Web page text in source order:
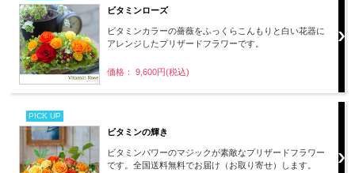
ビタミンローズ
ビタミンカラーの薔薇をふっくらこんもりと白い花器に
アレンジしたプリザードフラワーです。
価格： 9,600円(税込)
PICK UP
ビタミンの輝き
ビタミンパワーのマジックが素敵なプリザードフラワー
です。全国送料無料でお届け（お取り寄せ）します。